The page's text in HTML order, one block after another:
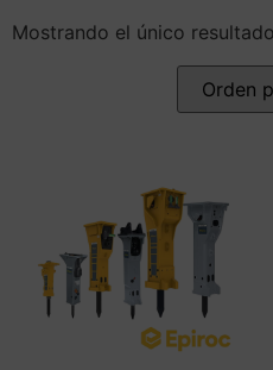
Mostrando el único resultado